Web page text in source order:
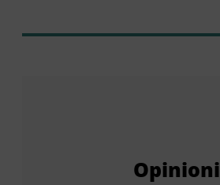
Opinioni